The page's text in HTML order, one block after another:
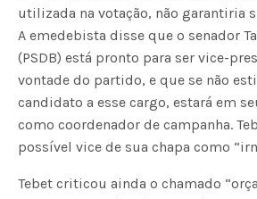
utilizada na votação, não garantiria
A emedebista disse que o senador
(PSDB) está pronto para ser vice-
vontade do partido, e que se não
candidato a esse cargo, estará em
como coordenador de campanha.
possível vice de sua chapa como
Tebet criticou ainda o chamado